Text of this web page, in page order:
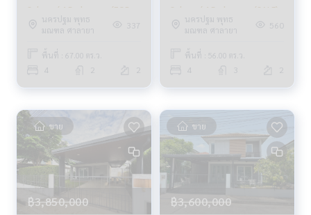
Salaya / 4 Bedrooms (FOR
SALE) BC061
นครปฐม พุทธ
มณฑล ศาลายา
337
พื้นที่ : 67.00 ตร.ว.
4
Salaya / 4 Bedrooms (SALE)
CREAM1122
นครปฐม พุทธ
มณฑล ศาลายา
560
พื้นที่ : 56.00 ตร.ว.
4
ขาย
฿3,850,000
ขาย
฿3,600,000